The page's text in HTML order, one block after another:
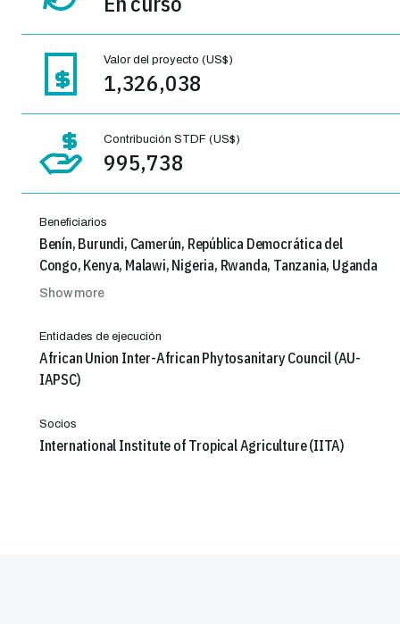
Valor del proyecto (US$)
1,326,038
Contribución STDF (US$)
995,738
Beneficiarios
Benín, Burundi, Camerún, República Democrática del
Congo, Kenya, Malawi, Nigeria, Rwanda, Tanzania, Uganda
Show more
Entidades de ejecución
African Union Inter-African Phytosanitary Council (AU-
IAPSC)
Socios
International Institute of Tropical Agriculture (IITA)